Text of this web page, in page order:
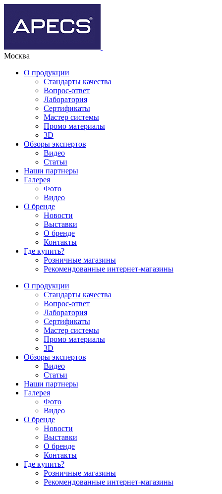
Москва
О продукции
Стандарты качества
Вопрос-ответ
Лаборатория
Сертификаты
Мастер системы
Промо материалы
3D
Обзоры экспертов
Видео
Статьи
Наши партнеры
Галерея
Фото
Видео
О бренде
Новости
Выставки
О бренде
Контакты
Где купить?
Розничные магазины
Рекомендованные интернет-магазины
О продукции
Стандарты качества
Вопрос-ответ
Лаборатория
Сертификаты
Мастер системы
Промо материалы
3D
Обзоры экспертов
Видео
Статьи
Наши партнеры
Галерея
Фото
Видео
О бренде
Новости
Выставки
О бренде
Контакты
Где купить?
Розничные магазины
Рекомендованные интернет-магазины